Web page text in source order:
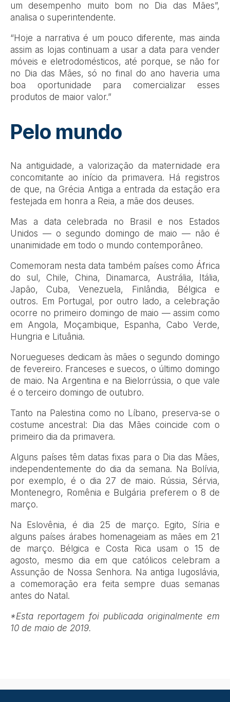
um desempenho muito bom no Dia das Mães”,
analisa o superintendente.
“Hoje a narrativa é um pouco diferente, mas ainda
assim as lojas continuam a usar a data para vender
móveis e eletrodomésticos, até porque, se não for
no Dia das Mães, só no final do ano haveria uma
boa oportunidade para comercializar esses
produtos de maior valor.”
Pelo mundo
Na antiguidade, a valorização da maternidade era
concomitante ao início da primavera. Há registros
de que, na Grécia Antiga a entrada da estação era
festejada em honra a Reia, a mãe dos deuses.
Mas a data celebrada no Brasil e nos Estados
Unidos — o segundo domingo de maio — não é
unanimidade em todo o mundo contemporâneo.
Comemoram nesta data também países como África
do sul, Chile, China, Dinamarca, Austrália, Itália,
Japão, Cuba, Venezuela, Finlândia, Bélgica e
outros. Em Portugal, por outro lado, a celebração
ocorre no primeiro domingo de maio — assim como
em Angola, Moçambique, Espanha, Cabo Verde,
Hungria e Lituânia.
Noruegueses dedicam às mães o segundo domingo
de fevereiro. Franceses e suecos, o último domingo
de maio. Na Argentina e na Bielorrússia, o que vale
é o terceiro domingo de outubro.
Tanto na Palestina como no Líbano, preserva-se o
costume ancestral: Dia das Mães coincide com o
primeiro dia da primavera.
Alguns países têm datas fixas para o Dia das Mães,
independentemente do dia da semana. Na Bolívia,
por exemplo, é o dia 27 de maio. Rússia, Sérvia,
Montenegro, Romênia e Bulgária preferem o 8 de
março.
Na Eslovênia, é dia 25 de março. Egito, Síria e
alguns países árabes homenageiam as mães em 21
de março. Bélgica e Costa Rica usam o 15 de
agosto, mesmo dia em que católicos celebram a
Assunção de Nossa Senhora. Na antiga Iugoslávia,
a comemoração era feita sempre duas semanas
antes do Natal.
*Esta reportagem foi publicada originalmente em
10 de maio de 2019.